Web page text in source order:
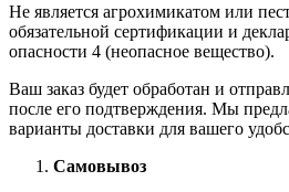
Не является агрохимикатом или
обязательной сертификации и
опасности 4 (неопасное вещество).
Ваш заказ будет обработан и
после его подтверждения. Мы
варианты доставки для вашего
Самовывоз